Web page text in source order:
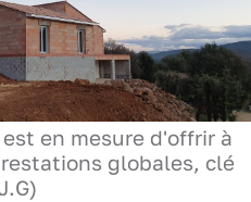
en mesure d'offrir à
globales, clé